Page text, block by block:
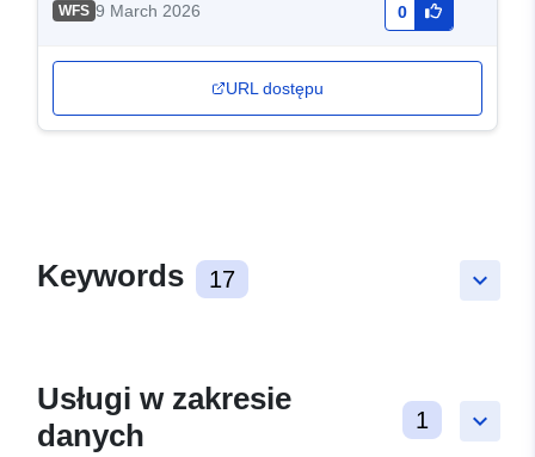
WFS 9 March 2026 0
URL dostępu
keyboard_arrow_down
Keywords 17
keyboard_arrow_down
Usługi w zakresie
danych
1